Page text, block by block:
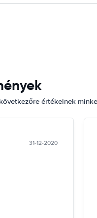
értékelnek
31-12-2020